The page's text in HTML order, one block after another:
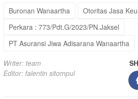
Buronan Wanaartha
Otoritas Jasa
Perkara : 773/Pdt.G/2023/PN.Jaksel
PT Asuransi Jiwa Adisarana Wanaartha
Writer: team
Editor: falentin sitompul